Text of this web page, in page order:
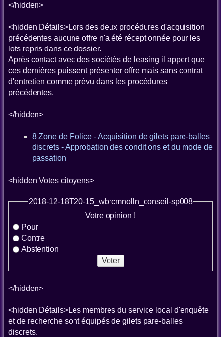
</hidden>
<hidden Détails>Lors des deux procédures d'acquisition
précédentes aucune offre n'a été réceptionnée pour les
lots repris dans ce dossier.
Après contact avec des sociétés de leasing il appert que
ces dernières puissent présenter offre mais sans contrat
d'entretien comme prévu dans les procédures
précédentes.
</hidden>
8 Zone de Police - Acquisition de gilets pare-balles
discrets - Approbation des conditions et du mode de
passation
<hidden Votes citoyens>
2018-12-18T20-15_wbrcmnolln_conseil-sp008
Votre opinion !
Pour
Contre
Abstention
</hidden>
<hidden Détails>Les membres du service local d'enquête
et de recherche sont équipés de gilets pare-balles
discrets.